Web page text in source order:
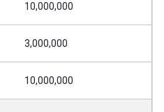
10,000,000
3,000,000
10,000,000